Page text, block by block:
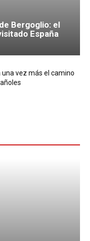
Bergoglio: el
España
vez más el camino